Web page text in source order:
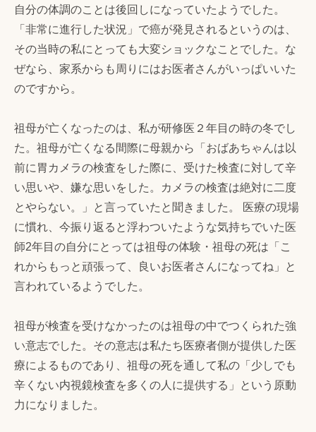
自分の体調のことは後回しになっていたようでした。
「非常に進行した状況」で癌が発見されるというのは、
その当時の私にとっても大変ショックなことでした。な
ぜなら、家系からも周りにはお医者さんがいっぱいいた
のですから。
祖母が亡くなったのは、私が研修医２年目の時の冬でし
た。祖母が亡くなる間際に母親から「おばあちゃんは以
前に胃カメラの検査をした際に、受けた検査に対して辛
い思いや、嫌な思いをした。カメラの検査は絶対に二度
とやらない。」と言っていたと聞きました。 医療の現場
に慣れ、今振り返ると浮わついたような気持ちでいた医
師2年目の自分にとっては祖母の体験・祖母の死は「こ
れからもっと頑張って、良いお医者さんになってね」と
言われているようでした。
祖母が検査を受けなかったのは祖母の中でつくられた強
い意志でした。その意志は私たち医療者側が提供した医
療によるものであり、祖母の死を通して私の「少しでも
辛くない内視鏡検査を多くの人に提供する」という原動
力になりました。